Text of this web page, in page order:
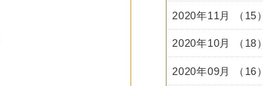
2020年11月 （15）
2020年10月 （18）
2020年09月 （16）